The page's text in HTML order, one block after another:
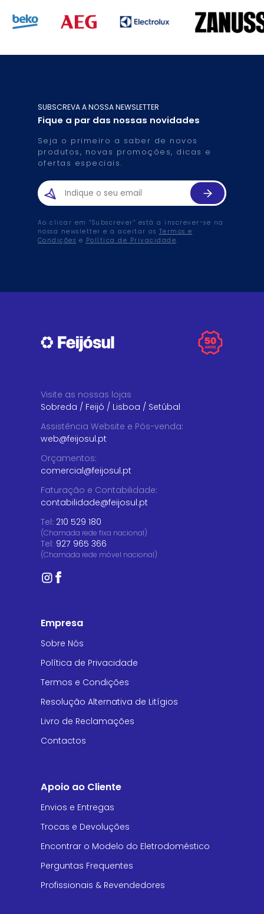
SUBSCREVA A NOSSA NEWSLETTER
Fique a par das nossas novidades
Seja o primeiro a saber de novos
produtos, novas promoções, dicas e
ofertas especiais.
Ao clicar em “Subscrever” está a inscrever-se na
nossa newsletter e a aceitar os Termos e
Condições e Política de Privacidade.
Visite as nossas lojas
Sobreda / Feijó / Lisboa / Setúbal
Assistência Website e Pós-venda:
web@feijosul.pt
Orçamentos:
comercial@feijosul.pt
Faturação e Contabilidade:
contabilidade@feijosul.pt
Tel: 210 529 180
(Chamada rede fixa nacional)
Tel: 927 965 366
(Chamada rede móvel nacional)
Empresa
Sobre Nós
Política de Privacidade
Termos e Condições
Resolução Alternativa de Litígios
Livro de Reclamações
Contactos
Apoio ao Cliente
Envios e Entregas
Trocas e Devoluções
Encontrar o Modelo do Eletrodoméstico
Perguntas Frequentes
Profissionais & Revendedores